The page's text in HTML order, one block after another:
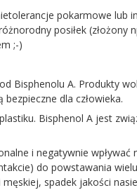
pokarmowe lub
posiłek (złożony
;-)
Bisphenolu A. Produkty
dla człowieka.
Bisphenol A jest
i negatywnie wpływać
do powstawania
spadek jakości